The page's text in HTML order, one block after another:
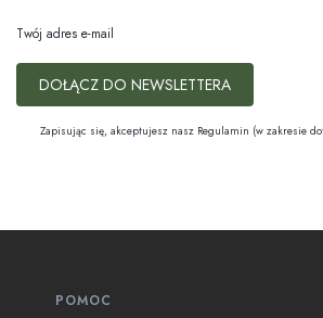
Twój adres e-mail
DOŁĄCZ DO NEWSLETTERA
Zapisując się, akceptujesz nasz Regulamin (w zakresie
Linki w stopce
POMOC